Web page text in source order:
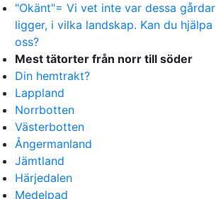
"Okänt"= Vi vet inte var dessa gårdar
ligger, i vilka landskap. Kan du hjälpa
oss?
Mest tätorter från norr till söder
Din hemtrakt?
Lappland
Norrbotten
Västerbotten
Ångermanland
Jämtland
Härjedalen
Medelpad